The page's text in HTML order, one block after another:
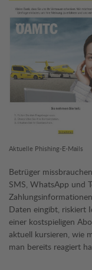
Aktuelle Phishing-E-Mails
Betrüger
SMS, WhatsApp und
Daten eingibt, riskiert
einer kostspieligen
aktuell kursieren, wie
man bereits reagiert